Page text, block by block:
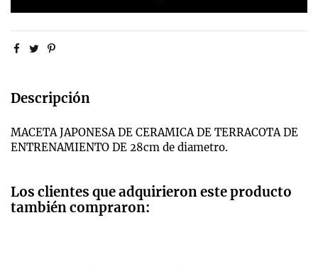
Descripción
MACETA JAPONESA DE CERAMICA DE TERRACOTA DE
ENTRENAMIENTO DE 28cm de diametro.
Los clientes que adquirieron este producto
también compraron: